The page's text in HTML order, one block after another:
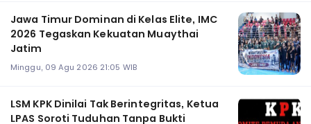
Jawa Timur Dominan di Kelas Elite, IMC
2026 Tegaskan Kekuatan Muaythai
Jatim
Minggu, 09 Agu 2026 21:05 WIB
LSM KPK Dinilai Tak Berintegritas, Ketua
LPAS Soroti Tuduhan Tanpa Bukti